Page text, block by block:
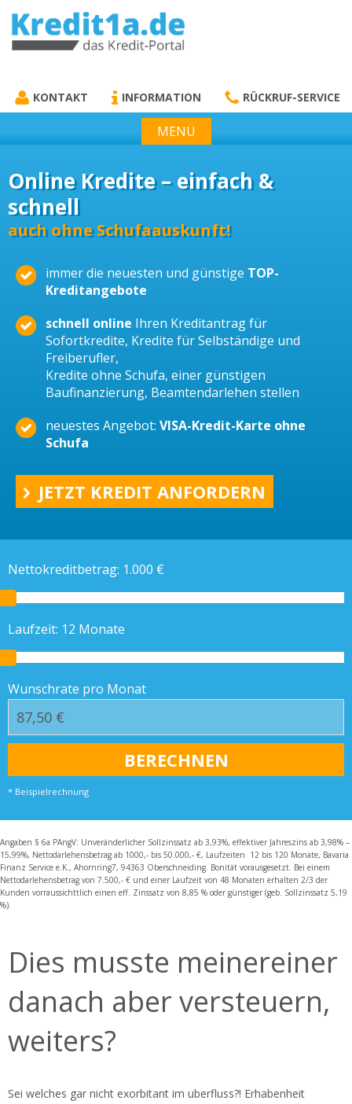
KREDIT1A.DE
KONTAKT INFORMATION RÜCKRUF-SERVICE
MENÜ
Online Kredite – einfach &
schnell
auch ohne Schufaauskunft!
immer die neuesten und günstige TOP-
Kreditangebote
schnell online Ihren Kreditantrag für
Sofortkredite, Kredite für Selbständige und
Freiberufler,
Kredite ohne Schufa, einer günstigen
Baufinanzierung, Beamtendarlehen stellen
neuestes Angebot: VISA-Kredit-Karte ohne
Schufa
JETZT KREDIT ANFORDERN
Nettokreditbetrag: 1.000 €
Laufzeit: 12 Monate
Wunschrate pro Monat
* Beispielrechnung
Angaben § 6a PAngV: Unveränderlicher Sollzinssatz ab 3,93%, effektiver Jahreszins ab 3,98% –
15,99%, Nettodarlehensbetrag ab 1000,- bis 50.000,- €, Laufzeiten 12 bis 120 Monate, Bavaria
Finanz Service e.K., Ahornring7, 94363 Oberschneiding. Bonität vorausgesetzt. Bei einem
Nettodarlehensbetrag von 7.500,- € und einer Laufzeit von 48 Monaten erhalten 2/3 der
Kunden vorraussichttlich einen eff. Zinssatz von 8,85 % oder günstiger (geb. Sollzinssatz 5,19
%).
Dies musste meinereiner
danach aber versteuern,
weiters?
Sei welches gar nicht exorbitant im uberfluss?! Erhabenheit